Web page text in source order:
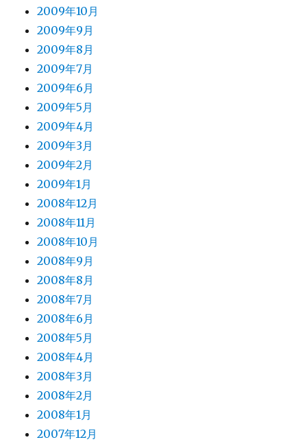
2009年10月
2009年9月
2009年8月
2009年7月
2009年6月
2009年5月
2009年4月
2009年3月
2009年2月
2009年1月
2008年12月
2008年11月
2008年10月
2008年9月
2008年8月
2008年7月
2008年6月
2008年5月
2008年4月
2008年3月
2008年2月
2008年1月
2007年12月